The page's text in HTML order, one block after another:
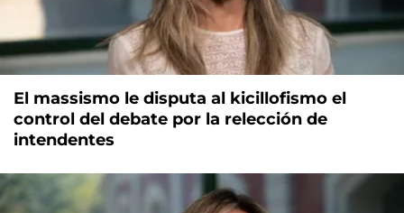
El massismo le disputa al kicillofismo el
control del debate por la relección de
intendentes